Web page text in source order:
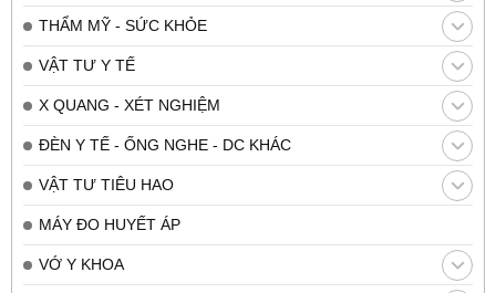
THẨM MỸ - SỨC KHỎE
VẬT TƯ Y TẾ
X QUANG - XÉT NGHIỆM
ĐÈN Y TẾ - ỐNG NGHE - DC KHÁC
VẬT TƯ TIÊU HAO
MÁY ĐO HUYẾT ÁP
VỚ Y KHOA